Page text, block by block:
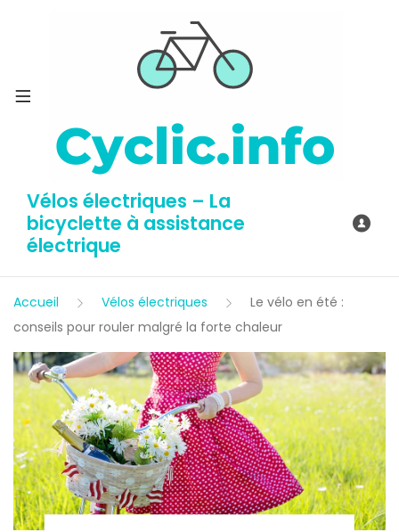
Vélos électriques – La
bicyclette à assistance
électrique
Accueil Vélos électriques
Le vélo en été :
conseils pour rouler malgré la forte chaleur